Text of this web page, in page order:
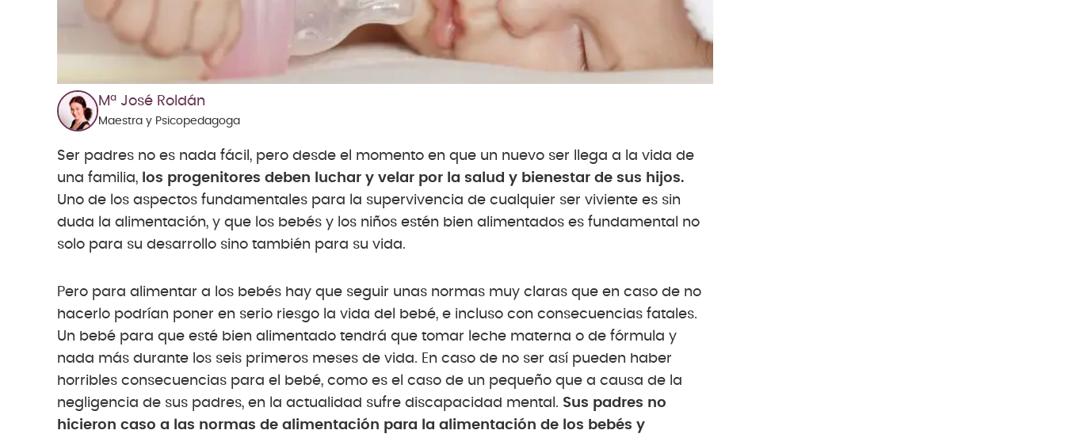
Mª José Roldán
Maestra y Psicopedagoga
Ser padres no es nada fácil, pero desde el momento en que un nuevo ser llega a la vida de
una familia, los progenitores deben luchar y velar por la salud y bienestar de sus hijos.
Uno de los aspectos fundamentales para la supervivencia de cualquier ser viviente es sin
duda la alimentación, y que los bebés y los niños estén bien alimentados es fundamental no
solo para su desarrollo sino también para su vida.
Pero para alimentar a los bebés hay que seguir unas normas muy claras que en caso de no
hacerlo podrían poner en serio riesgo la vida del bebé, e incluso con consecuencias fatales.
Un bebé para que esté bien alimentado tendrá que tomar leche materna o de fórmula y
nada más durante los seis primeros meses de vida. En caso de no ser así pueden haber
horribles consecuencias para el bebé, como es el caso de un pequeño que a causa de la
negligencia de sus padres, en la actualidad sufre discapacidad mental. Sus padres no
hicieron caso a las normas de alimentación para la alimentación de los bebés y